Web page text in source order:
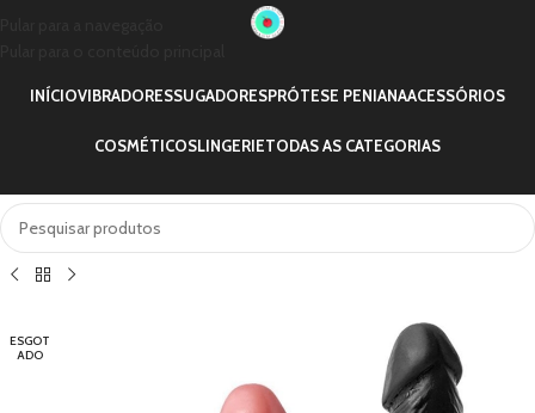
INÍCIOVIBRADORESSUGADORESPRÓTESE PENIANAACESSÓRIOS
COSMÉTICOSLINGERIETODAS AS CATEGORIAS
ESGOT
ADO